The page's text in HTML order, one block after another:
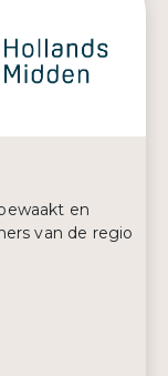
en
van de regio